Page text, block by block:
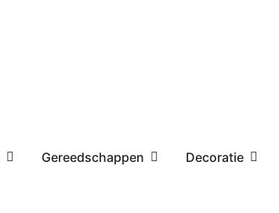
Gereedschappen Decoratie